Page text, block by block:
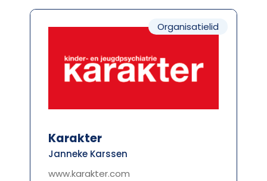
Organisatielid
Karakter
Janneke Karssen
www.karakter.com